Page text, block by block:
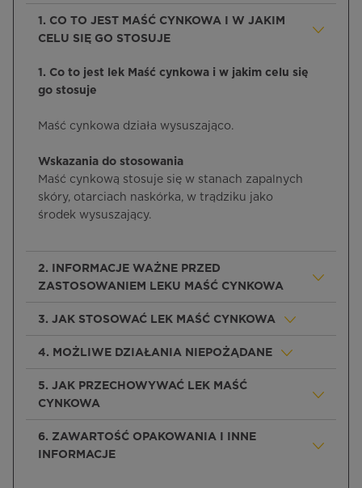
1. CO TO JEST MAŚĆ CYNKOWA I W JAKIM
CELU SIĘ GO STOSUJE
1. Co to jest lek Maść cynkowa i w jakim celu się
go stosuje
Maść cynkowa działa wysuszająco.
Wskazania do stosowania
Maść cynkową stosuje się w stanach zapalnych
skóry, otarciach naskórka, w trądziku jako
środek wysuszający.
2. INFORMACJE WAŻNE PRZED
ZASTOSOWANIEM LEKU MAŚĆ CYNKOWA
3. JAK STOSOWAĆ LEK MAŚĆ CYNKOWA
4. MOŻLIWE DZIAŁANIA NIEPOŻĄDANE
5. JAK PRZECHOWYWAĆ LEK MAŚĆ
CYNKOWA
6. ZAWARTOŚĆ OPAKOWANIA I INNE
INFORMACJE